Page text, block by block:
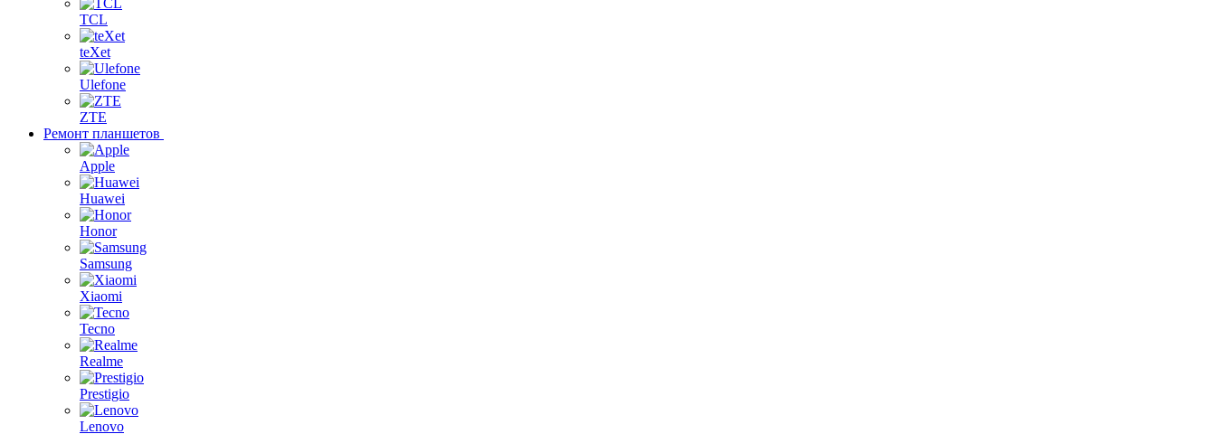
TCL
teXet
Ulefone
ZTE
Ремонт планшетов
Apple
Huawei
Honor
Samsung
Xiaomi
Tecno
Realme
Prestigio
Lenovo